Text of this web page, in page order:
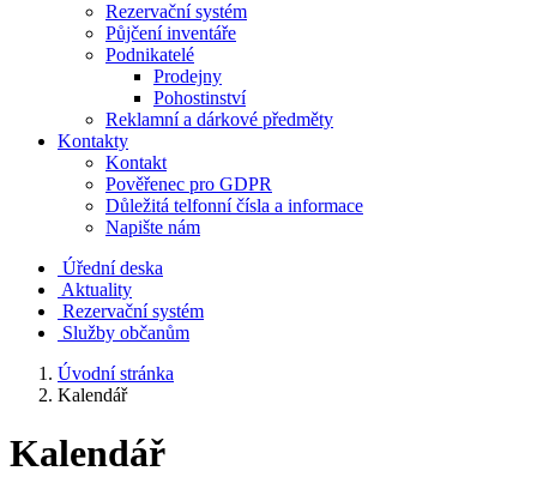
Rezervační systém
Půjčení inventáře
Podnikatelé
Prodejny
Pohostinství
Reklamní a dárkové předměty
Kontakty
Kontakt
Pověřenec pro GDPR
Důležitá telfonní čísla a informace
Napište nám
Úřední deska
Aktuality
Rezervační systém
Služby občanům
Úvodní stránka
Kalendář
Kalendář